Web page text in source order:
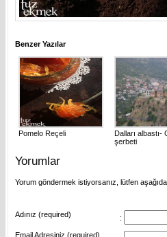
Benzer Yazılar
Pomelo Reçeli
Dalları albastı-
şerbeti
Yorumlar
Yorum göndermek istiyorsanız, lütfen
Adınız (required) :
Email Adresiniz (required)